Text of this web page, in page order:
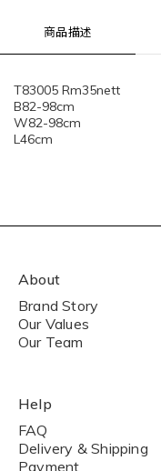
商品描述
T83005 Rm35nett
B82-98cm
W82-98cm
L46cm
About
Brand Story
Our Values
Our Team
Help
FAQ
Delivery & Shipping
Payment